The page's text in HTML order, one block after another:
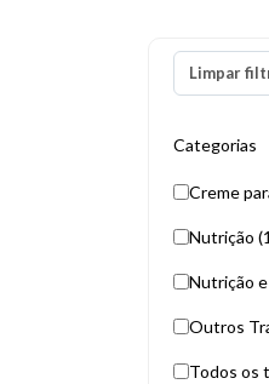
Limpar
Categorias
Creme
Nutrição
Nutrição
Outros
Todos os